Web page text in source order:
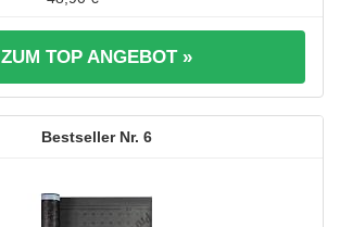
ZUM TOP ANGEBOT »
6